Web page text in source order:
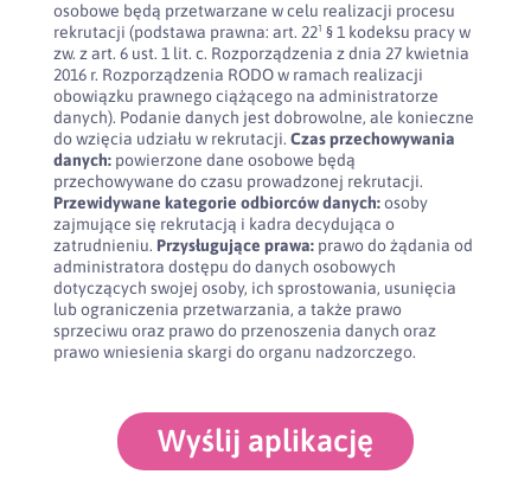
osobowe będą przetwarzane w celu realizacji procesu
rekrutacji (podstawa prawna: art. 22¹ § 1 kodeksu pracy w
zw. z art. 6 ust. 1 lit. c. Rozporządzenia z dnia 27 kwietnia
2016 r. Rozporządzenia RODO w ramach realizacji
obowiązku prawnego ciążącego na administratorze
danych). Podanie danych jest dobrowolne, ale konieczne
do wzięcia udziału w rekrutacji. Czas przechowywania
danych:powierzone dane osobowe będą
przechowywane do czasu prowadzonej rekrutacji.
Przewidywane kategorie odbiorców danych:osoby
zajmujące się rekrutacją i kadra decydująca o
zatrudnieniu. Przysługujące prawa:prawo do żądania od
administratora dostępu do danych osobowych
dotyczących swojej osoby, ich sprostowania, usunięcia
lub ograniczenia przetwarzania, a także prawo
sprzeciwu oraz prawo do przenoszenia danych oraz
prawo wniesienia skargi do organu nadzorczego.
Wyślij aplikację